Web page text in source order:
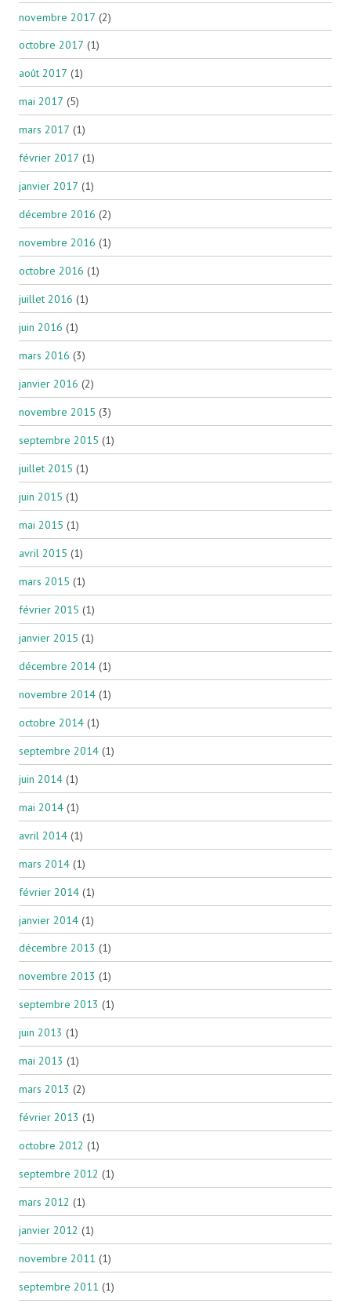
novembre 2017 (2)
octobre 2017 (1)
août 2017 (1)
mai 2017 (5)
mars 2017 (1)
février 2017 (1)
janvier 2017 (1)
décembre 2016 (2)
novembre 2016 (1)
octobre 2016 (1)
juillet 2016 (1)
juin 2016 (1)
mars 2016 (3)
janvier 2016 (2)
novembre 2015 (3)
septembre 2015 (1)
juillet 2015 (1)
juin 2015 (1)
mai 2015 (1)
avril 2015 (1)
mars 2015 (1)
février 2015 (1)
janvier 2015 (1)
décembre 2014 (1)
novembre 2014 (1)
octobre 2014 (1)
septembre 2014 (1)
juin 2014 (1)
mai 2014 (1)
avril 2014 (1)
mars 2014 (1)
février 2014 (1)
janvier 2014 (1)
décembre 2013 (1)
novembre 2013 (1)
septembre 2013 (1)
juin 2013 (1)
mai 2013 (1)
mars 2013 (2)
février 2013 (1)
octobre 2012 (1)
septembre 2012 (1)
mars 2012 (1)
janvier 2012 (1)
novembre 2011 (1)
septembre 2011 (1)